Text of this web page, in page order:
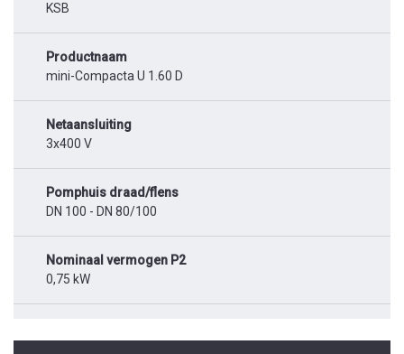
KSB
Productnaam
mini-Compacta U 1.60 D
Netaansluiting
3x400 V
Pomphuis draad/flens
DN 100 - DN 80/100
Nominaal vermogen P2
0,75 kW